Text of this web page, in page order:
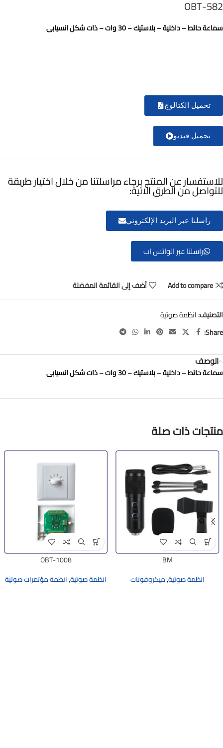
OBT-582
سماعة حائط – داخلية – بلاستيك – 30 وات – ذات شكل انسيابى
تحميل الكتالوج
تحميل فيديو
للاستفسار عن المنتج برجاء مراسلتنا من خلال اختيار طريقة
للتواصل من الطرق الاتية:
راسلنا عبر البريد الإلكتروني
راسلنا عبر الواتس اب
Add to compare أضف إلى القائمة المفضلة
التصنيف:انظمة صوتية
Share:
الوصف
سماعة حائط – داخلية – بلاستيك – 30 وات – ذات شكل انسيابى
منتجات ذات صلة
BM
انظمة صوتية,ميكروفونات
OBT-1008
انظمة صوتية,انظمة مؤتمرات صوتية